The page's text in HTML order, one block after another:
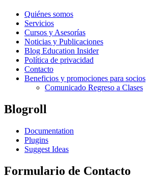
Quiénes somos
Servicios
Cursos y Asesorías
Noticias y Publicaciones
Blog Education Insider
Política de privacidad
Contacto
Beneficios y promociones para socios
Comunicado Regreso a Clases
Blogroll
Documentation
Plugins
Suggest Ideas
Formulario de Contacto